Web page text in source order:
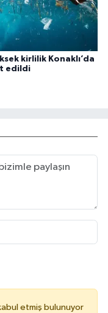
kirlilik Konaklı’da
edildi
etmiş bulunuyor